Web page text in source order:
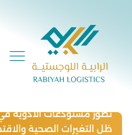
content
تطور مستودعات الأدوية
ظل التغيرات الصحية